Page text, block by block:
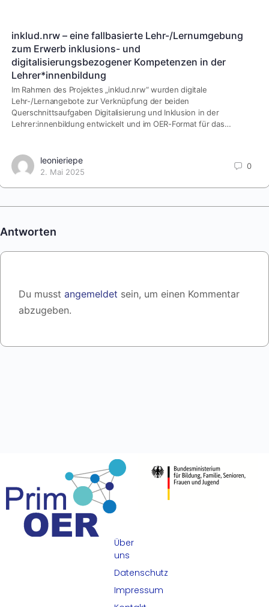
inklud.nrw – eine fallbasierte Lehr-/Lernumgebung
zum Erwerb inklusions- und
digitalisierungsbezogener Kompetenzen in der
Lehrer*innenbildung
Im Rahmen des Projektes „inklud.nrw“ wurden digitale
Lehr-/Lernangebote zur Verknüpfung der beiden
Querschnittsaufgaben Digitalisierung und Inklusion in der
Lehrer:innenbildung entwickelt und im OER-Format für das…
leonieriepe
2. Mai 2025
0
Antworten
Du musst angemeldet sein, um einen Kommentar
abzugeben.
Über
uns
Datenschutz
Impressum